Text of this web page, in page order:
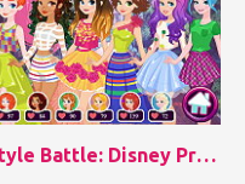
Style Battle: Disney Princesses